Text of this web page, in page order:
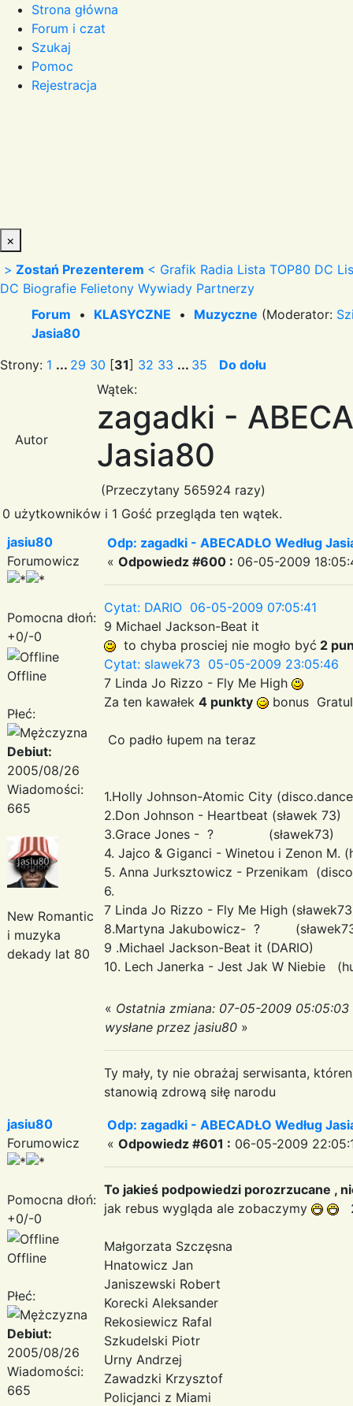
Strona główna
Forum i czat
Szukaj
Pomoc
Rejestracja
×
> Zostań Prezenterem < Grafik Radia Lista TOP80 DC
DC Biografie Felietony Wywiady Partnerzy
Forum • KLASYCZNE • Muzyczne (Moderator:
Jasia80
Strony: 1 ... 29 30 [31] 32 33 ... 35 Do dołu
Autor
Wątek:
zagadki -
Jasia80
(Przeczytany 565924 razy)
0 użytkowników i 1 Gość przegląda ten wątek.
jasiu80
Forumowicz
Pomocna dłoń:
+0/-0
Offline
Płeć:
Debiut:
2005/08/26
Wiadomości:
665
New Romantic
i muzyka
dekady lat 80
Odp: zagadki - ABECADŁO Według
« Odpowiedz #600 : 06-05-2009
Cytat: DARIO 06-05-2009 07:05:41
9 Michael Jackson-Beat it
to chyba prosciej nie mogło być 2
Cytat: slawek73 05-05-2009 23:05:46
7 Linda Jo Rizzo - Fly Me High
Za ten kawałek 4 punkty bonus
Co padło łupem na teraz
1.Holly Johnson-Atomic City
2.Don Johnson - Heartbeat (sławek 73)
3.Grace Jones - ? (sławek73)
4. Jajco & Giganci - Winetou i Zenon M.
5. Anna Jurksztowicz - Przenikam
6.
7 Linda Jo Rizzo - Fly Me High
8.Martyna Jakubowicz- ?
9 .Michael Jackson-Beat it (DARIO)
10. Lech Janerka - Jest Jak W Niebie
« Ostatnia zmiana: 07-05-2009 05:05:03
wysłane przez jasiu80 »
Ty mały, ty nie obrażaj serwisanta,
stanowią zdrową siłę narodu
jasiu80
Forumowicz
Pomocna dłoń:
+0/-0
Offline
Płeć:
Debiut:
2005/08/26
Wiadomości:
665
Odp: zagadki - ABECADŁO Według
« Odpowiedz #601 : 06-05-2009
To jakieś podpowiedzi porozrzucane ,
jak rebus wygląda ale zobaczymy
Małgorzata Szczęsna
Hnatowicz Jan
Janiszewski Robert
Korecki Aleksander
Rekosiewicz Rafal
Szkudelski Piotr
Urny Andrzej
Zawadzki Krzysztof
Policjanci z Miami